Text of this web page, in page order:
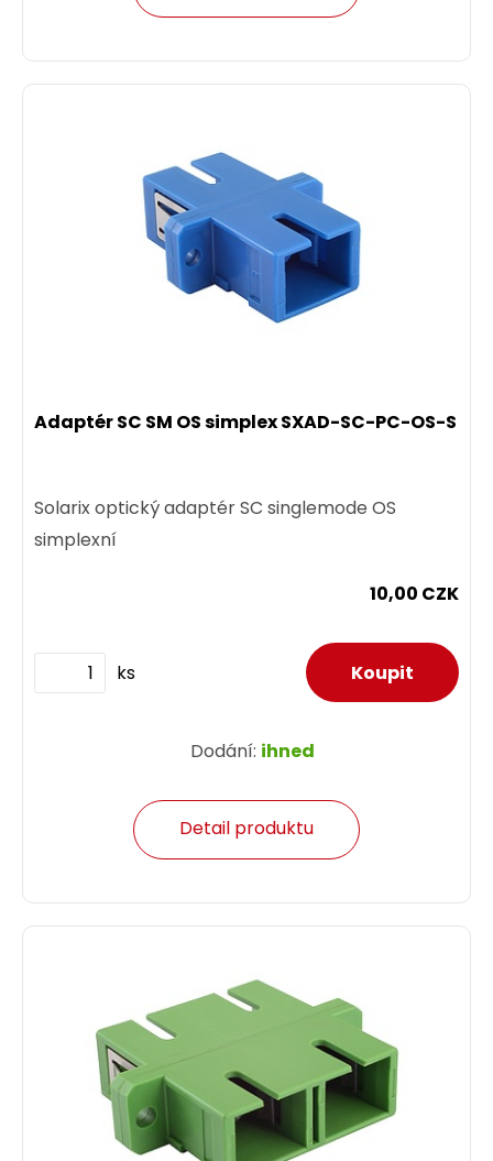
Adaptér SC SM OS simplex SXAD-SC-PC-OS-S
Solarix optický adaptér SC singlemode OS
simplexní
10,00 CZK
ks
Dodání: ihned
Detail produktu